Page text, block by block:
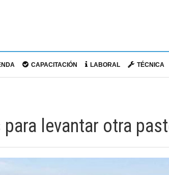
CAPACITACIÓN LABORAL TÉCNICA
levantar otra